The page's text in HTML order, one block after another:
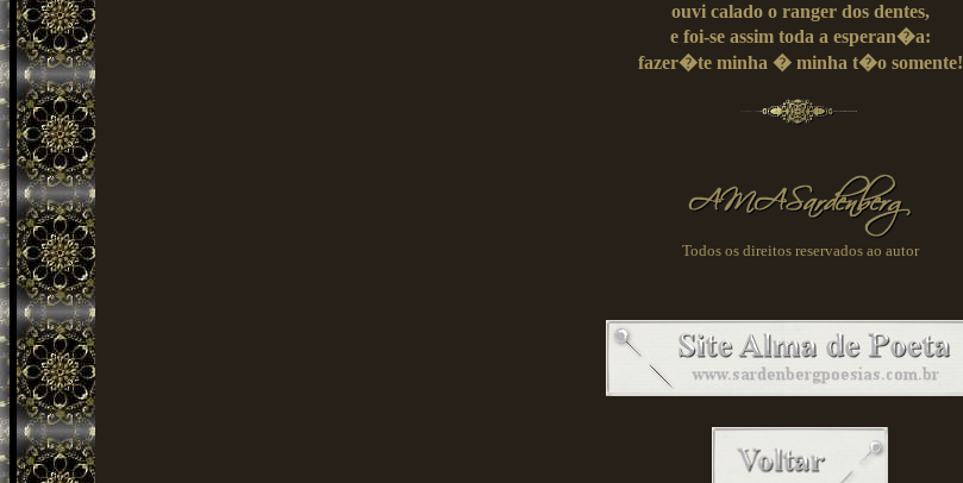
ouvi calado o ranger dos dentes,
e foi-se assim toda a esperan�a:
fazer�te minha � minha t�o somente!
Todos os direitos reservados ao autor